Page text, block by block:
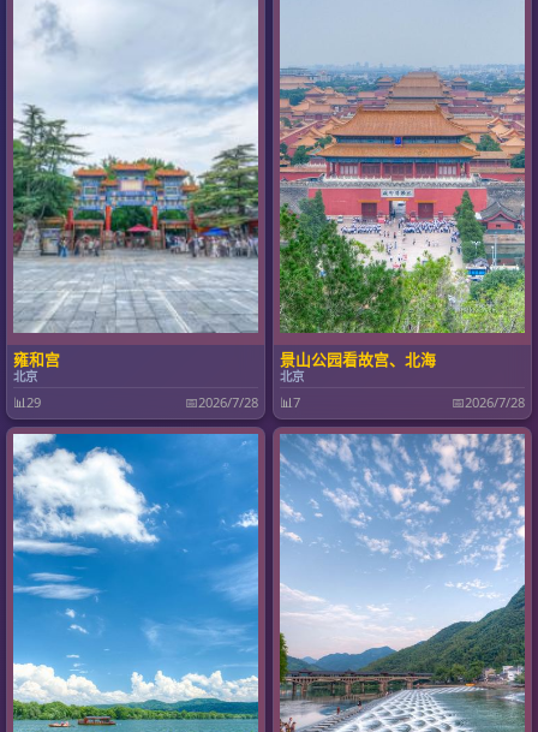
雍和宫
北京
📊29 📅2026/7/28
景山公园看故宫、北海
北京
📊7 📅2026/7/28